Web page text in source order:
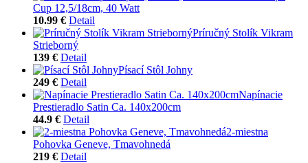
Cup 12,5/18cm, 40 Watt
10.99 € Detail
Príručný Stolík Vikram
Strieborný
139 € Detail
Písací Stôl Johny
249 € Detail
Napínacie
Prestieradlo Satin Ca. 140x200cm
44.9 € Detail
2-miestna
Pohovka Geneve, Tmavohnedá
219 € Detail